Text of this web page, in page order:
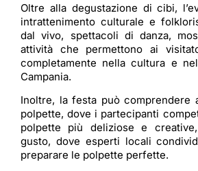
Oltre alla degustazione di cibi,
intrattenimento culturale e
dal vivo, spettacoli di danza,
attività che permettono ai
completamente nella cultura e
Campania.
Inoltre, la festa può comprendere
polpette, dove i partecipanti
polpette più deliziose e
gusto, dove esperti locali
preparare le polpette perfette.